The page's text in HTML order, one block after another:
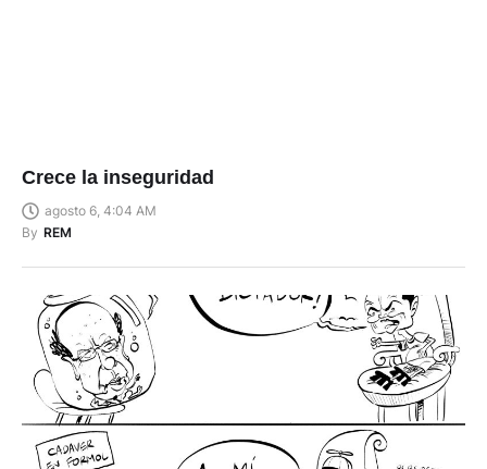
Crece la inseguridad
agosto 6, 4:04 AM
By REM